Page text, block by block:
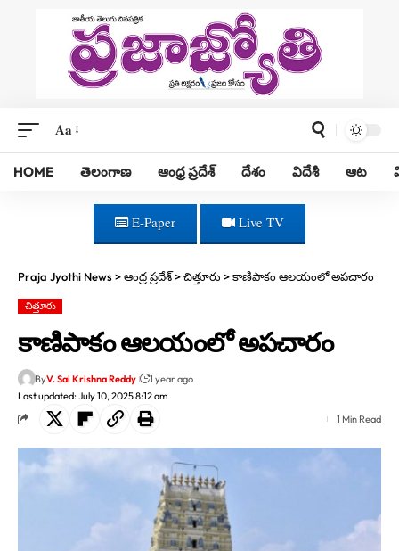
Aa
HOME తెలంగాణ ఆంధ్ర ప్రదేశ్ దేశం విదేశీ ఆట
E-Paper Live TV
Praja Jyothi News>ఆంధ్ర ప్రదేశ్>చిత్తూరు >కాణిపాకం ఆలయంలో అపచారం
చిత్తూరు
కాణిపాకం ఆలయంలో అపచారం
Last updated: July 10, 2025 8:12 am
ByV. Sai Krishna Reddy 1 year ago
1 Min Read